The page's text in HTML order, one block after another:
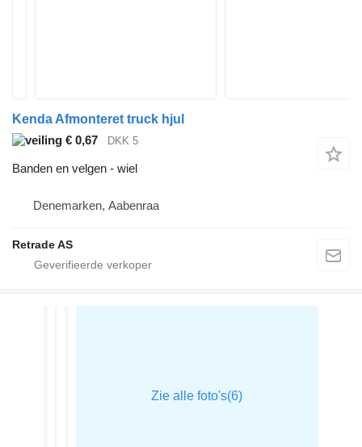
Kenda Afmonteret truck hjul
€ 0,67
DKK 5
Banden en velgen - wiel
Denemarken, Aabenraa
Retrade AS